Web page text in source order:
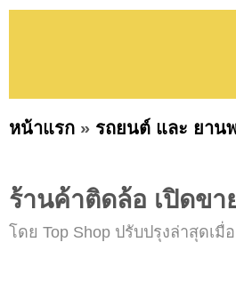
หน้าแรก » รถยนต์ และ ยาน
ร้านค้าติดล้อ เปิดขา
โดย Top Shop ปรับปรุงล่าสุดเมื่